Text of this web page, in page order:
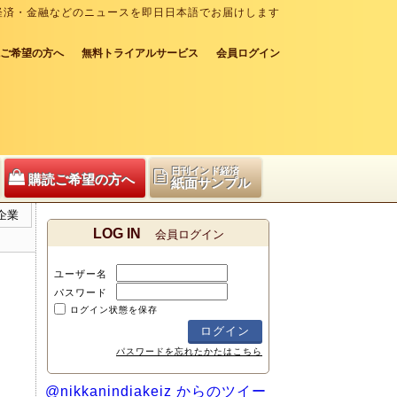
・金融などのニュースを即日日本語でお届けします
希望の方へ 無料トライアルサービス 会員ログイン
購読ご希望の方へ
日刊インド経済
紙面サンプル
業
LOG IN 会員ログイン
ユーザー名
パスワード
ログイン状態を保存
パスワードを忘れたかたはこちら
@nikkanindiakeiz からのツイー